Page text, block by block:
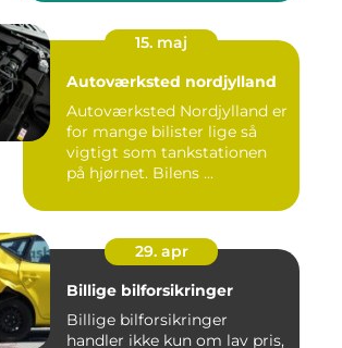
15. maj
Autoværksted nordjylland
Autoværksted Nordjylland er
for mange bilister lige så
vigtigt som tankstationen
på hjørnet. Bilens ...
29. apr
Billige bilforsikringer
Billige bilforsikringer
handler ikke kun om lav pris,